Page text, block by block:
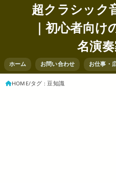
超クラシック
｜初心者向け
名演
ホーム お問い合わせ お仕事・
HOME タグ : 豆知識